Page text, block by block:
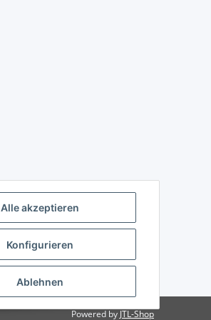
Alle akzeptieren
Konfigurieren
Ablehnen
Powered by JTL-Shop